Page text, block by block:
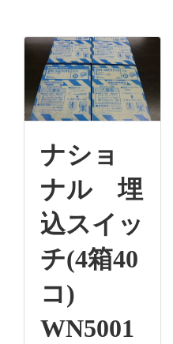
ナショ
ナル 埋
込スイッ
チ(4箱40
コ)
WN5001